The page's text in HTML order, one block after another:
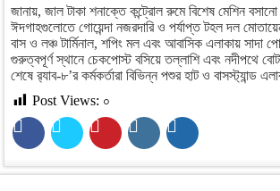
জানায়, জাল টাকা শনাক্তে কন্ট্রোল রুমে বিশেষ মেশিন
ঈদগাহগুলোতে গোয়েন্দা নজরদারি ও পর্যাপ্ত টহল দল
বাস ও লঞ্চ টার্মিনাল, শপিং মল এবং আবাসিক এলাকায় সাদা
গুরুত্বপূর্ণ স্থানে চেকপোস্ট বসিয়ে তল্লাশি এবং নদীপথে
শেষে র‌্যাব-৮’র কর্মকর্তারা বিভিন্ন পশুর হাট ও বাসস্ট্যান্ড
Post Views: ০